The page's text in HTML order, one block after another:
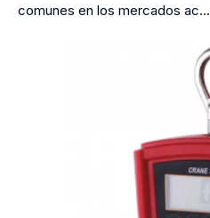
comunes en los mercados ac...